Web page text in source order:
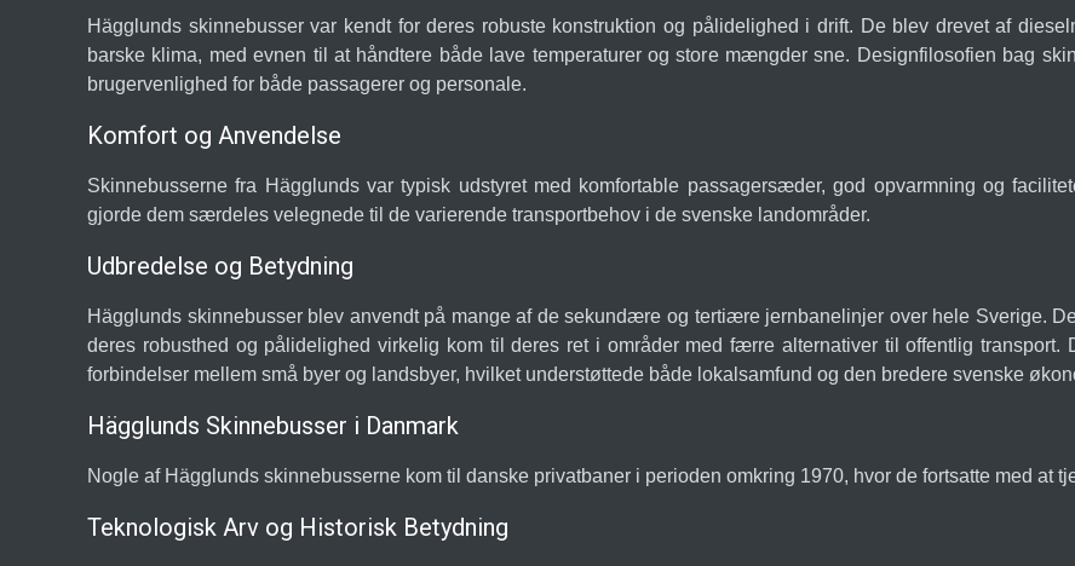
Hägglunds skinnebusser var kendt for deres robuste konstruktion og pålidelighed i drift. De blev drevet af
barske klima, med evnen til at håndtere både lave temperaturer og store mængder sne. Designfilosofien bag
brugervenlighed for både passagerer og personale.
Komfort og Anvendelse
Skinnebusserne fra Hägglunds var typisk udstyret med komfortable passagersæder, god opvarmning og
gjorde dem særdeles velegnede til de varierende transportbehov i de svenske landområder.
Udbredelse og Betydning
Hägglunds skinnebusser blev anvendt på mange af de sekundære og tertiære jernbanelinjer over hele Sverige.
deres robusthed og pålidelighed virkelig kom til deres ret i områder med færre alternativer til offentlig
forbindelser mellem små byer og landsbyer, hvilket understøttede både lokalsamfund og den bredere svenske
Hägglunds Skinnebusser i Danmark
Nogle af Hägglunds skinnebusserne kom til danske privatbaner i perioden omkring 1970, hvor de fortsatte med at
Teknologisk Arv og Historisk Betydning